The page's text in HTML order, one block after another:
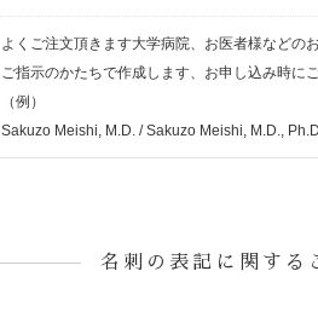
よくご注文頂きます大学病院、お医者様などの
ご指示のかたちで作成します、お申し込み時に
（例）
Sakuzo Meishi, M.D. / Sakuzo Meishi, M.D.,
名刺の表記に関する